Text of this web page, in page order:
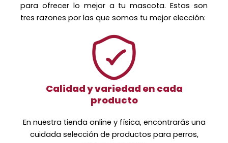
para ofrecer lo mejor a tu mascota. Estas son
tres razones por las que somos tu mejor elección:
Calidad y variedad en cada
producto
En nuestra tienda online y física, encontrarás una
cuidada selección de productos para perros,